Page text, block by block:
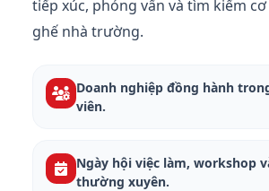
tiếp xúc, phỏng vấn và tìm kiếm
ghế nhà trường.
Doanh nghiệp đồng hành
viên.
Ngày hội việc làm, workshop
thường xuyên.